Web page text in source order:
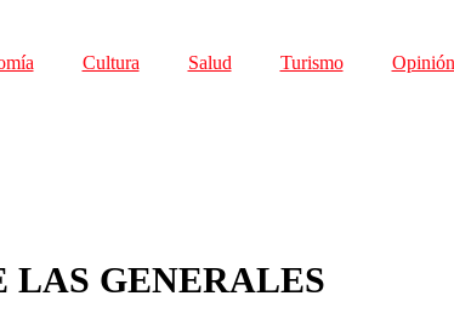
Cultura Salud Turismo Opinión
LAS GENERALES